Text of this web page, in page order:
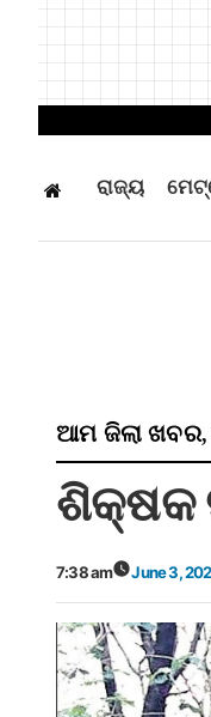
ରାଜ୍ୟ
ଆମ ଜିଲା ଖବର
ଶିକ୍ଷକ
7:38 am June 3,